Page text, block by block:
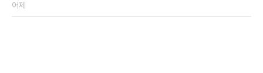
어제